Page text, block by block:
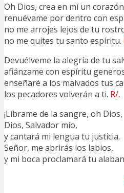
Oh Dios, crea en mí un
renuévame por dentro con
no me arrojes lejos de tu
no me quites tu santo espíritu.
Devuélveme la alegría de tu
afiánzame con espíritu
enseñaré a los malvados tus
los pecadores volverán a ti. R/.
¡Líbrame de la sangre, oh Dios,
Dios, Salvador mío,
y cantará mi lengua tu justicia.
Señor, me abrirás los labios,
y mi boca proclamará tu